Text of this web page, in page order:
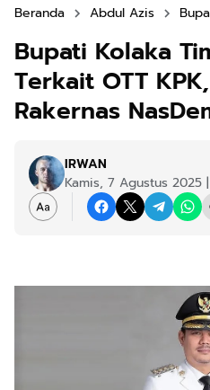
Beranda Abdul Azis
Bupati Kolaka
Terkait OTT
Rakernas
IRWAN
Kamis, 7 Agustus 2025 |